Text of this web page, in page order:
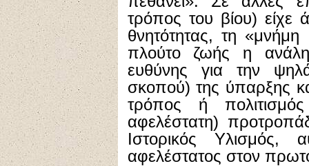
τρόπος του βίου) είχε
θνητότητας, τη «μνήμη
πλούτο ζωής η
ευθύνης για την
σκοπού) της ύπαρξης
τρόπος ή
αφελέστατη)
Iστορικός Yλισμός,
αφελέστατος στον